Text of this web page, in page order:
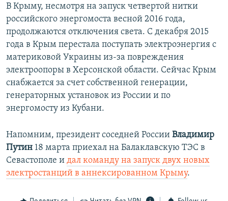
В Крыму, несмотря на запуск четвертой нитки
российского энергомоста весной 2016 года,
продолжаются отключения света. С декабря 2015
года в Крым перестала поступать электроэнергия с
материковой Украины из-за повреждения
электроопоры в Херсонской области. Сейчас Крым
снабжается за счет собственной генерации,
генераторных установок из России и по
энергомосту из Кубани.
Напомним, президент соседней России Владимир
Путин 18 марта приехал на Балаклавскую ТЭС в
Севастополе и дал команду на запуск двух новых
электростанций в аннексированном Крыму.